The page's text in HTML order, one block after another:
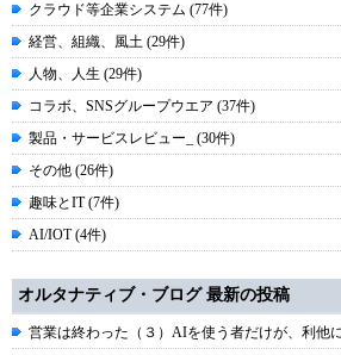
クラウド等企業システム (77件)
経営、組織、風土 (29件)
人物、人生 (29件)
コラボ、SNSグループウエア (37件)
製品・サービスレビュー_ (30件)
その他 (26件)
趣味とIT (7件)
AI/IOT (4件)
オルタナティブ・ブログ 最新の投稿
営業は終わった（３）AIを使う者だけが、利他